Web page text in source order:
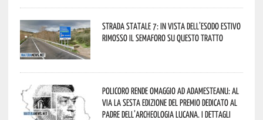
Strada statale 7: in vista dell’esodo estivo
rimosso il semaforo su questo tratto
Policoro rende omaggio ad Adamesteanu: al
via la sesta edizione del Premio dedicato al
padre dell’archeologia lucana. I dettagli